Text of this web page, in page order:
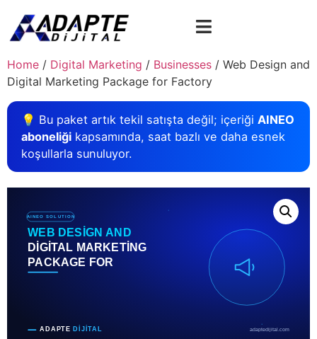
Home / Digital Marketing / Businesses / Web Design and
Digital Marketing Package for Factory
💡 Bu paket artık tekil satışta değil; içeriği AINEO
aboneliği kapsamında, saat bazlı ve daha esnek
koşullarla sunuluyor.